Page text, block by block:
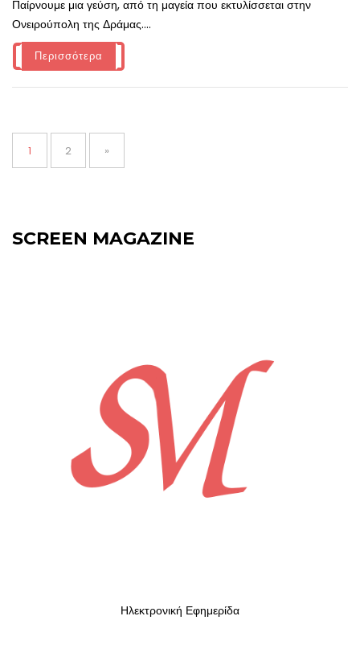
Παίρνουμε μια γεύση, από τη μαγεία που εκτυλίσσεται στην
Ονειρούπολη της Δράμας....
Περισσότερα
Σελιδοποίηση
άρθρων
Page
1 Page
2 »
SCREEN MAGAZINE
Ηλεκτρονική Εφημερίδα